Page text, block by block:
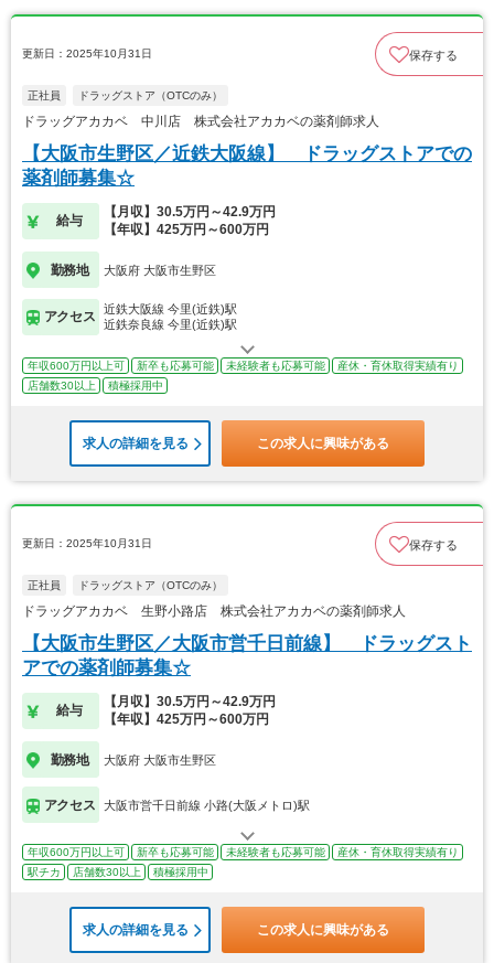
更新日：2025年10月31日 保存する
正社員 ドラッグストア（OTCのみ）
ドラッグアカカベ 中川店 株式会社アカカベの薬剤師求人
【大阪市生野区／近鉄大阪線】 ドラッグストアでの
薬剤師募集☆
給与
【月収】30.5万円～42.9万円
【年収】425万円～600万円
勤務地 大阪府 大阪市生野区
アクセス
近鉄大阪線 今里(近鉄)駅
近鉄奈良線 今里(近鉄)駅
年収600万円以上可 新卒も応募可能 未経験者も応募可能
産休・育休取得実績有り
店舗数30以上
積極採用中
求人の詳細を見る この求人に興味がある
更新日：2025年10月31日 保存する
正社員 ドラッグストア（OTCのみ）
ドラッグアカカベ 生野小路店 株式会社アカカベの薬剤師求人
【大阪市生野区／大阪市営千日前線】 ドラッグスト
アでの薬剤師募集☆
給与
【月収】30.5万円～42.9万円
【年収】425万円～600万円
勤務地 大阪府 大阪市生野区
アクセス 大阪市営千日前線 小路(大阪メトロ)駅
年収600万円以上可 新卒も応募可能 未経験者も応募可能
産休・育休取得実績有り
駅チカ
店舗数30以上 積極採用中
求人の詳細を見る この求人に興味がある